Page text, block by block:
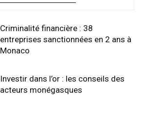
Criminalité financière : 38
entreprises sanctionnées en 2 ans à
Monaco
Investir dans l’or : les conseils des
acteurs monégasques